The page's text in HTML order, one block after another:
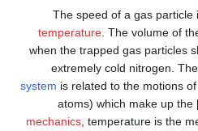
The speed of a gas particle
temperature . The volume of
when the trapped gas particles
extremely cold nitrogen.
system is related to the motions
atoms) which make up the
mechanics , temperature is the